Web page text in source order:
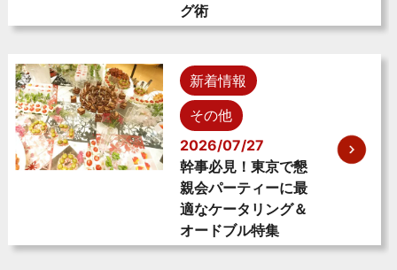
グ術
新着情報
その他
2026/07/27
幹事必見！東京で懇
親会パーティーに最
適なケータリング＆
オードブル特集